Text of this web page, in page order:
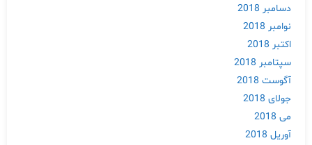
دسامبر 2018
نوامبر 2018
اکتبر 2018
سپتامبر 2018
آگوست 2018
جولای 2018
می 2018
آوریل 2018